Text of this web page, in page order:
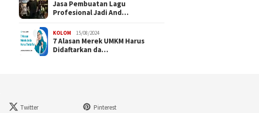
Jasa Pembuatan Lagu
Profesional Jadi And…
KOLOM 15/08/2024
7 Alasan Merek UMKM Harus
Didaftarkan da…
Twitter Pinterest